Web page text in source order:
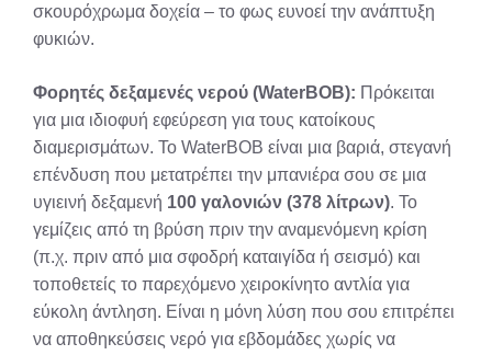
σκουρόχρωμα δοχεία – το φως ευνοεί την ανάπτυξη
φυκιών.
Φορητές δεξαμενές νερού (WaterBOB): Πρόκειται
για μια ιδιοφυή εφεύρεση για τους κατοίκους
διαμερισμάτων. Το WaterBOB είναι μια βαριά, στεγανή
επένδυση που μετατρέπει την μπανιέρα σου σε μια
υγιεινή δεξαμενή 100 γαλονιών (378 λίτρων). Το
γεμίζεις από τη βρύση πριν την αναμενόμενη κρίση
(π.χ. πριν από μια σφοδρή καταιγίδα ή σεισμό) και
τοποθετείς το παρεχόμενο χειροκίνητο αντλία για
εύκολη άντληση. Είναι η μόνη λύση που σου επιτρέπει
να αποθηκεύσεις νερό για εβδομάδες χωρίς να